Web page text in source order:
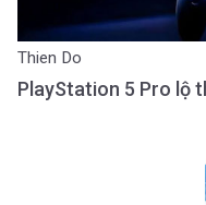
Thien Do
PlayStation 5 Pro lộ